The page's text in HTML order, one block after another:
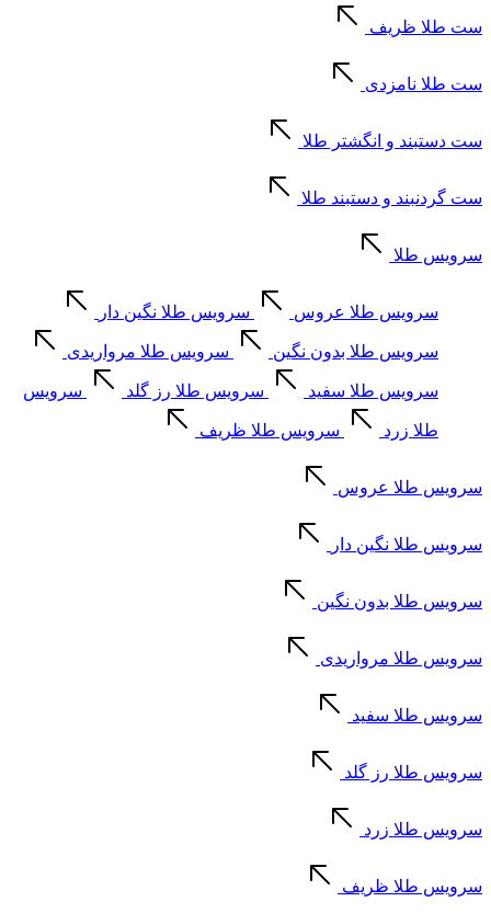
ست طلا ظریف
ست طلا نامزدی
ست دستبند و انگشتر طلا
ست گردنبند و دستبند طلا
سرویس طلا
سرویس طلا عروس سرویس طلا نگین دار
سرویس طلا بدون نگین سرویس طلا مرواریدی
سرویس طلا سفید سرویس طلا رز گلد سرویس
طلا زرد سرویس طلا ظریف
سرویس طلا عروس
سرویس طلا نگین دار
سرویس طلا بدون نگین
سرویس طلا مرواریدی
سرویس طلا سفید
سرویس طلا رز گلد
سرویس طلا زرد
سرویس طلا ظریف